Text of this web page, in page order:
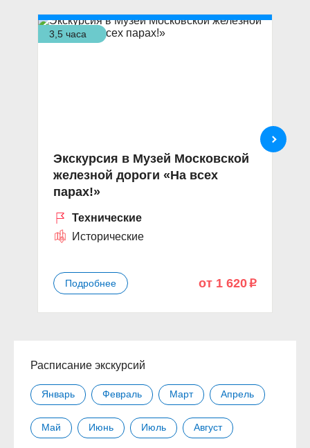
3,5 часа
Экскурсия в Музей Московской
железной дороги «На всех
парах!»
Технические
Исторические
Подробнее от 1 620 p
Расписание экскурсий
Январь Февраль Март Апрель
Май Июнь Июль Август